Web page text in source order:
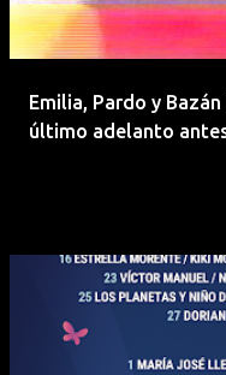
Emilia, Pardo y
último adelanto